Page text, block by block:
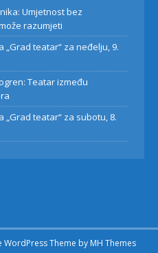
Umjetnost bez
razumjeti
teatar“ za neđelju, 9.
Teatar između
teatar“ za subotu, 8.
Theme by MH Themes